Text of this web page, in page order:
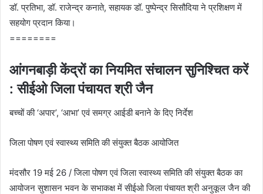
डॉ. प्रतिभा, डॉ. राजेन्द्र कनाते, सहायक डॉ. पुष्पेन्द्र सिसौदिया ने प्रशिक्षण में
सहयोग प्रदान किया।
========
आंगनबाड़ी केंद्रों का नियमित संचालन सुनिश्चित करें
: सीईओ जिला पंचायत श्री जैन
बच्चों की ‘अपार’, ‘आभा’ एवं समग्र आईडी बनाने के दिए निर्देश
जिला पोषण एवं स्वास्थ्य समिति की संयुक्त बैठक आयोजित
मंदसौर 19 मई 26 / जिला पोषण एवं जिला स्वास्थ्य समिति की संयुक्त बैठक का
आयोजन सुशासन भवन के सभाकक्ष में सीईओ जिला पंचायत श्री अनुकूल जैन की